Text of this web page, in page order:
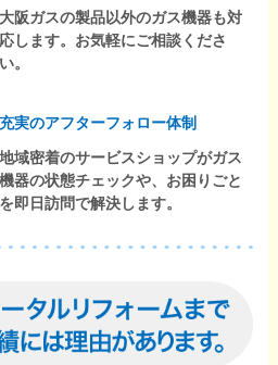
大阪ガスの製品以外のガス機器も対
応します。お気軽にご相談くださ
い。
充実のアフターフォロー体制
地域密着のサービスショップがガス
機器の状態チェックや、お困りごと
を即日訪問で解決します。